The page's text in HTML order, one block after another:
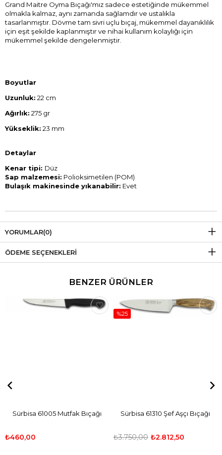
Grand Maitre Oyma Bıçağı'mız sadece estetiğinde mükemmel
olmakla kalmaz, aynı zamanda sağlamdır ve ustalıkla
tasarlanmıştır. Dövme tam sivri uçlu bıçaj, mükemmel dayanıklılık
için eşit şekilde kaplanmıştır ve nihai kullanım kolaylığı için
mükemmel şekilde dengelenmiştir.
Boyutlar
Uzunluk: 22 cm
Ağırlık: 275 gr
Yükseklik: 23 mm
Detaylar
Kenar tipi: Düz
Sap malzemesi: Polioksimetilen (POM)
Bulaşık makinesinde yıkanabilir: Evet
YORUMLAR(0)
ÖDEME SEÇENEKLERI
BENZER ÜRÜNLER
Sürbisa 61005 Mutfak Bıçağı
₺460,00
Sürbisa 61310 Şef Aşçı Bıçağı
₺2.812,50
₺3.750,00
%25